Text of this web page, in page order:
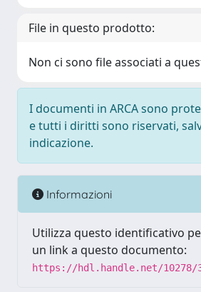
File in questo prodotto:
Non ci sono file associati a
I documenti in ARCA sono
e tutti i diritti sono riservati,
indicazione.
Informazioni
Utilizza questo identificativo
un link a questo documento:
https://hdl.handle.net/10278/